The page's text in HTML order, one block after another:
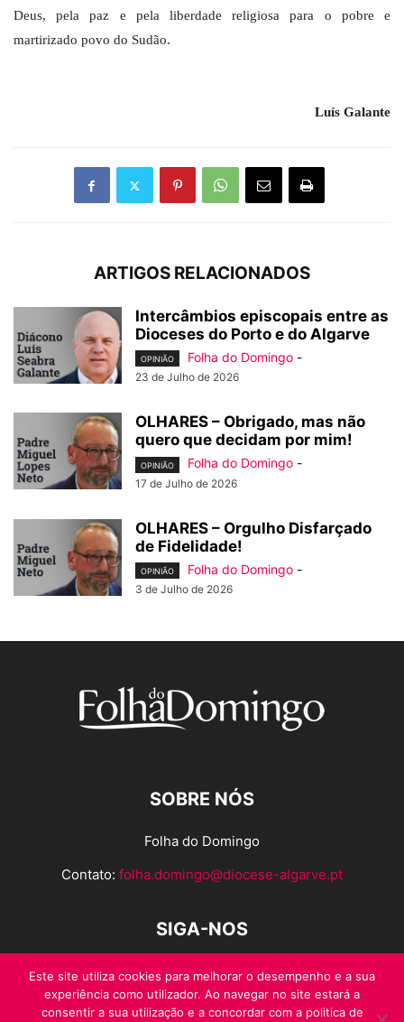
Deus, pela paz e pela liberdade religiosa para o pobre e
martirizado povo do Sudão.
Luís Galante
ARTIGOS RELACIONADOS
Intercâmbios episcopais entre as
Dioceses do Porto e do Algarve
OPINIÃO Folha do Domingo -
23 de Julho de 2026
OLHARES – Obrigado, mas não
quero que decidam por mim!
OPINIÃO Folha do Domingo -
17 de Julho de 2026
OLHARES – Orgulho Disfarçado
de Fidelidade!
OPINIÃO Folha do Domingo -
3 de Julho de 2026
SOBRE NÓS
Folha do Domingo
Contato: folha.domingo@diocese-algarve.pt
SIGA-NOS
Este site utiliza cookies para melhorar o desempenho e a sua
experiência como utilizador. Ao navegar no site estará a
consentir a sua utilização e a concordar com a politica de